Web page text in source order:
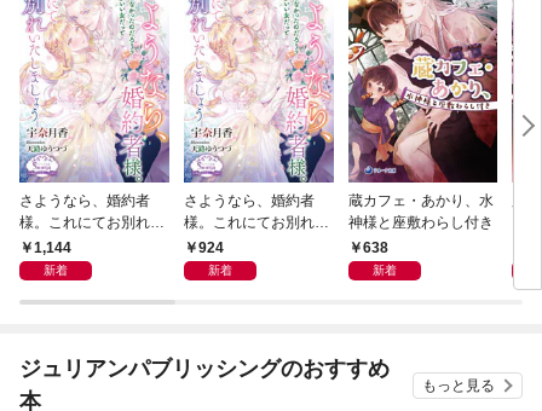
さようなら、婚約者
様。これにてお別れい
たしましょう【電子書
籍特装版】
1,144
新着
さようなら、婚約者
様。これにてお別れい
たしましょう
924
新着
蔵カフェ・あかり、水
神様と座敷わらし付き
638
新着
ジュリアンパブリッシングのおすすめ
本
もっと見る